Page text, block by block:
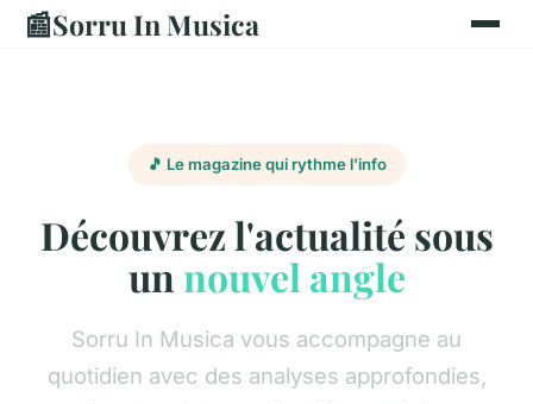
📰Sorru In Musica
🎵 Le magazine qui rythme l'info
Découvrez l'actualité sous
un nouvel angle
Sorru In Musica vous accompagne au
quotidien avec des analyses approfondies,